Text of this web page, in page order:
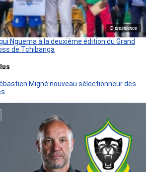
© presidence
Nguema à la deuxième édition du Grand
de Tchibanga
Migné nouveau sélectionneur des